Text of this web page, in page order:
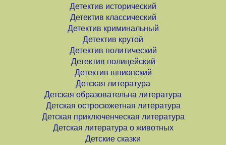
Детектив исторический
Детектив классический
Детектив криминальный
Детектив крутой
Детектив политический
Детектив полицейский
Детектив шпионский
Детская литература
Детская образовательна литература
Детская остросюжетная литература
Детская приключенческая литература
Детская литература о животных
Детские сказки